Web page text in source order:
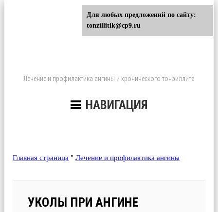
Лечение и профилактика ангины и хронического тонзиллита
НАВИГАЦИЯ
Главная страница "Лечение и профилактика ангины
УКОЛЫ ПРИ АНГИНЕ
Для любых предложений по сайту:
tonzillitik@cp9.ru